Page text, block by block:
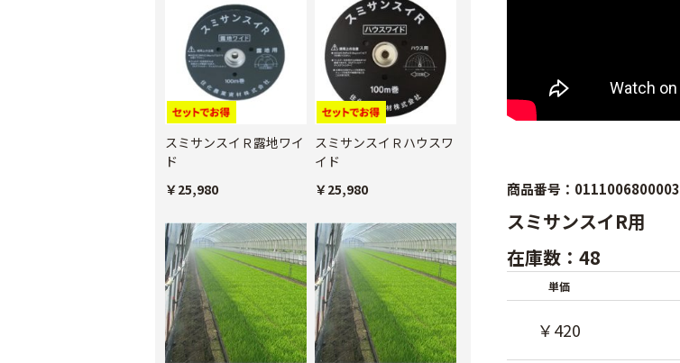
スミサンスイＲ露地ワイ
ド
￥25,980
スミサンスイＲハウスワ
イド
￥25,980
商品番号：0111006800003
スミサンスイR用
在庫数：48
単価
￥420